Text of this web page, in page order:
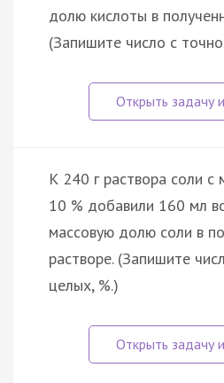
долю кислоты в
(Запишите число с
К 240 г раствора соли с
10 % добавили 160 мл
массовую долю соли в
растворе. (Запишите
целых, %.)